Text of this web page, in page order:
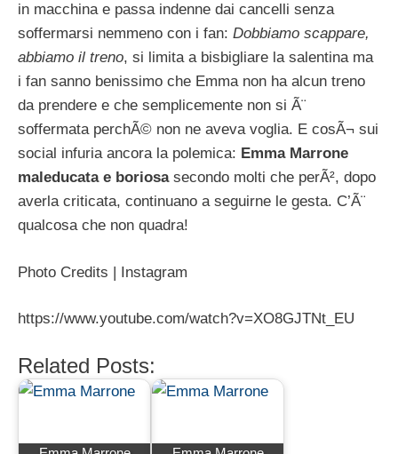
in macchina e passa indenne dai cancelli senza
soffermarsi nemmeno con i fan: Dobbiamo scappare,
abbiamo il treno, si limita a bisbigliare la salentina ma
i fan sanno benissimo che Emma non ha alcun treno
da prendere e che semplicemente non si Ã¨
soffermata perchÃ© non ne aveva voglia. E cosÃ¬ sui
social infuria ancora la polemica: Emma Marrone
maleducata e boriosasecondo molti che perÃ², dopo
averla criticata, continuano a seguirne le gesta. C’Ã¨
qualcosa che non quadra!
Photo Credits | Instagram
https://www.youtube.com/watch?v=XO8GJTNt_EU
Related Posts: